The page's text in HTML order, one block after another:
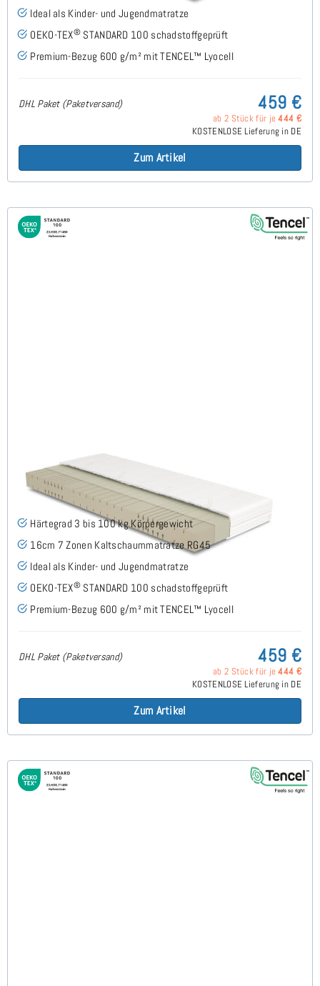
Ideal als Kinder- und Jugendmatratze
OEKO-TEX® STANDARD 100 schadstoffgeprüft
Premium-Bezug 600 g/m² mit TENCEL™ Lyocell
DHL Paket (Paketversand) 459 €
ab 2 Stück für je444 €
KOSTENLOSE Lieferung in DE
Zum Artikel
Midsofty H3 (TENCEL™ Lyocell) Kaltschaummatratze
140x190 cm
Härtegrad 3 bis 100 kg Körpergewicht
16cm 7 Zonen Kaltschaummatratze RG45
Ideal als Kinder- und Jugendmatratze
OEKO-TEX® STANDARD 100 schadstoffgeprüft
Premium-Bezug 600 g/m² mit TENCEL™ Lyocell
DHL Paket (Paketversand) 459 €
ab 2 Stück für je444 €
KOSTENLOSE Lieferung in DE
Zum Artikel